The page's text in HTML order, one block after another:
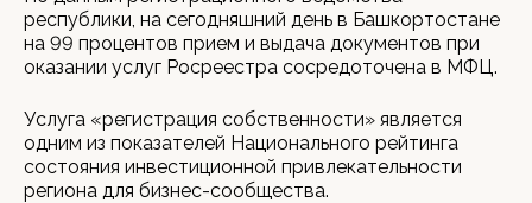
республики, на сегодняшний день в Башкортостане
на 99 процентов прием и выдача документов при
оказании услуг Росреестра сосредоточена в МФЦ.
Услуга «регистрация собственности» является
одним из показателей Национального рейтинга
состояния инвестиционной привлекательности
региона для бизнес-сообщества.